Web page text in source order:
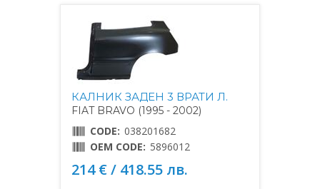
КАЛНИК ЗАДЕН 3 ВРАТИ Л.
FIAT BRAVO (1995 - 2002)
CODE: 038201682
OEM CODE: 5896012
214 € / 418.55 лв.